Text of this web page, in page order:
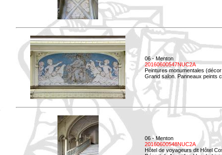
06 - Menton
20160600547NUC2A
Peintures monumentales
Grand salon. Panneaux peints
06 - Menton
20160600548NUC2A
Hôtel de voyageurs dit Hôtel